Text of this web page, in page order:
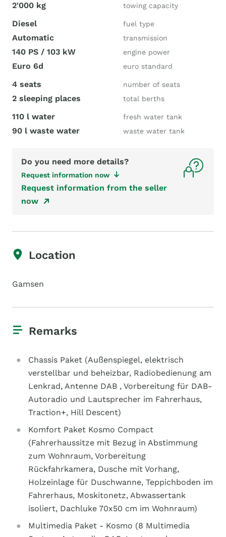
2'000 kg towing capacity
Diesel fuel type
Automatic transmission
140 PS / 103 kW engine power
Euro 6d euro standard
4 seats number of seats
2 sleeping places total berths
110 l water fresh water tank
90 l waste water waste water tank
Do you need more details?
Request information now
Request information from the seller
now
Location
Gamsen
Remarks
Chassis Paket (Außenspiegel, elektrisch
verstellbar und beheizbar, Radiobedienung am
Lenkrad, Antenne DAB , Vorbereitung für DAB-
Autoradio und Lautsprecher im Fahrerhaus,
Traction+, Hill Descent)
Komfort Paket Kosmo Compact
(Fahrerhaussitze mit Bezug in Abstimmung
zum Wohnraum, Vorbereitung
Rückfahrkamera, Dusche mit Vorhang,
Holzeinlage für Duschwanne, Teppichboden im
Fahrerhaus, Moskitonetz, Abwassertank
isoliert, Dachluke 70x50 cm im Wohnraum)
Multimedia Paket - Kosmo (8 Multimedia